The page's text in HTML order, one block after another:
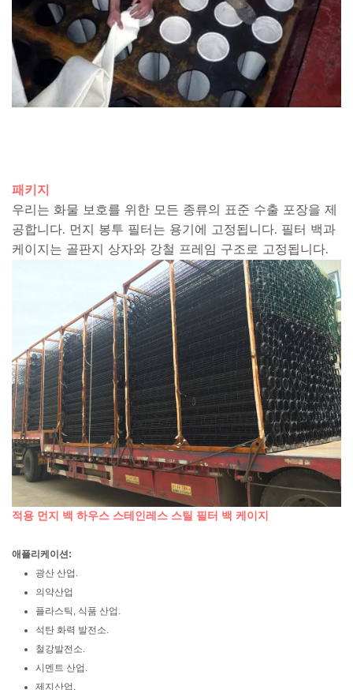
패키지
우리는 화물 보호를 위한 모든 종류의 표준 수출 포장을 제
공합니다. 먼지 봉투 필터는 용기에 고정됩니다. 필터 백과
케이지는 골판지 상자와 강철 프레임 구조로 고정됩니다.
적용 먼지 백 하우스 스테인레스 스틸 필터 백 케이지
애플리케이션:
광산 산업.
의약산업
플라스틱, 식품 산업.
석탄 화력 발전소.
철강발전소.
시멘트 산업.
제지산업.